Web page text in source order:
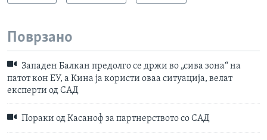
Поврзано
Западен Балкан предолго се држи во „сива зона“ на
патот кон ЕУ, а Кина ја користи оваа ситуација, велат
експерти од САД
Пораки од Касаноф за партнерството со САД